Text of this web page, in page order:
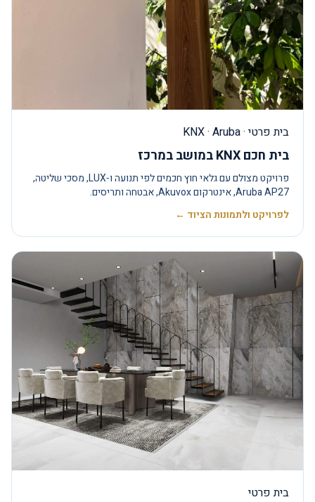
בית פרטי · KNX · Aruba
בית חכם KNX במושב במרכז
פרויקט מצולם עם גלאי חוץ חכמים לפי תנועה ו‑LUX, מסכי שליטה,
Aruba AP27, אינטרקום Akuvox, אבטחה ותריסים.
לפרויקט ולתמונות הציוד ←
בית פרטי